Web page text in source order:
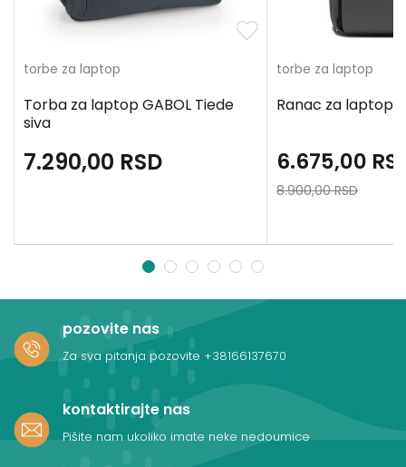
torbe za laptop
Torba za laptop GABOL Tiede
siva
7.290,00 RSD
torbe za laptop
Ranac za laptop
6.675,00
8.900,00RSD
1 2 3 4 5 6
pozovite nas
Za sva pitanja pozovite +38166137670
kontaktirajte nas
Pišite nam ukoliko imate neke nedoumice